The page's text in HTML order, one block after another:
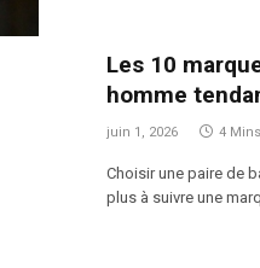
Les 10
homme
juin 1, 2026 4
Choisir une paire de
plus à suivre une